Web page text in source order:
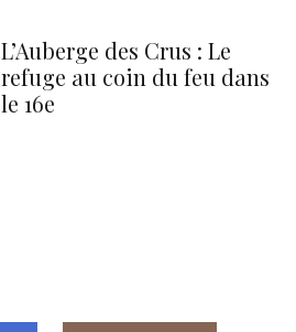
L’Auberge des Crus : Le
refuge au coin du feu dans
le 16e